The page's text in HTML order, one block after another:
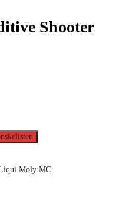
Shooter
Moly MC